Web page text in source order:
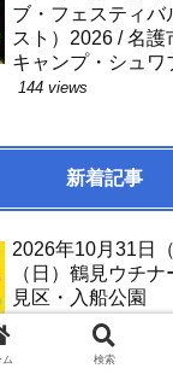
ブ・フェスティバ
スト）2026 / 名
キャンプ・シュワ
144 views
新着記事
2026年10月31日
（日）鶴見ウチ
見区・入船公園
2026年10月18日
ム 検索